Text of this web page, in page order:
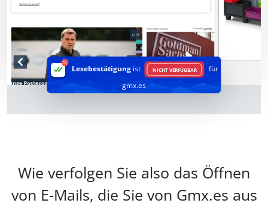
Lesebestätigungist NICHT VERFÜGBAR
für
gmx.es
Wie verfolgen Sie also das Öffnen
von E-Mails, die Sie von Gmx.es aus